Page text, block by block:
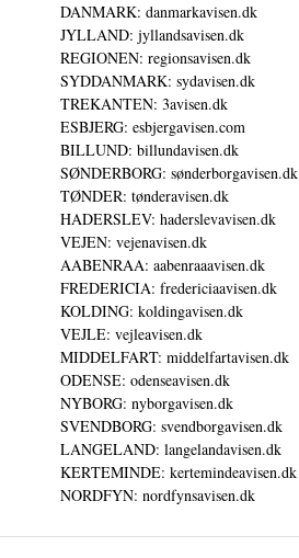
DANMARK: danmarkavisen.dk
JYLLAND: jyllandsavisen.dk
REGIONEN: regionsavisen.dk
SYDDANMARK: sydavisen.dk
TREKANTEN: 3avisen.dk
ESBJERG: esbjergavisen.com
BILLUND: billundavisen.dk
SØNDERBORG: sønderborgavisen.dk
TØNDER: tønderavisen.dk
HADERSLEV: haderslevavisen.dk
VEJEN: vejenavisen.dk
AABENRAA: aabenraaavisen.dk
FREDERICIA: fredericiaavisen.dk
KOLDING: koldingavisen.dk
VEJLE: vejleavisen.dk
MIDDELFART: middelfartavisen.dk
ODENSE: odenseavisen.dk
NYBORG: nyborgavisen.dk
SVENDBORG: svendborgavisen.dk
LANGELAND: langelandavisen.dk
KERTEMINDE: kertemindeavisen.dk
NORDFYN: nordfynsavisen.dk